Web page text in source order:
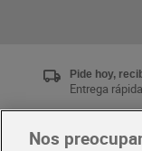
Pide hoy,
Entrega
Nos